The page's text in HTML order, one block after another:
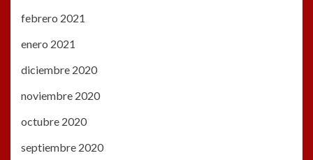
febrero 2021
enero 2021
diciembre 2020
noviembre 2020
octubre 2020
septiembre 2020